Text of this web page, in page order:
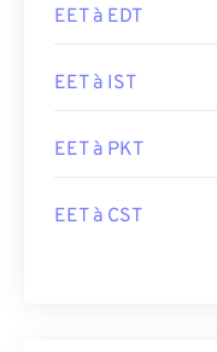
EET à EDT
EET à IST
EET à PKT
EET à CST